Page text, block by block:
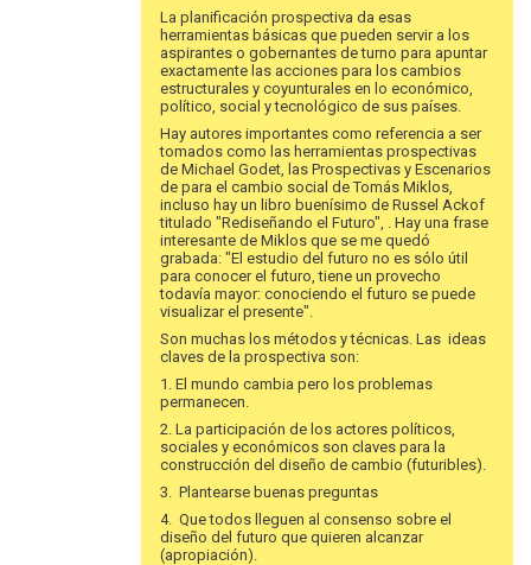
La planificación prospectiva da esas
herramientas básicas que pueden servir a los
aspirantes o gobernantes de turno para apuntar
exactamente las acciones para los cambios
estructurales y coyunturales en lo económico,
político, social y tecnológico de sus países.
Hay autores importantes como referencia a ser
tomados como las herramientas prospectivas
de Michael Godet, las Prospectivas y Escenarios
de para el cambio social de Tomás Miklos,
incluso hay un libro buenísimo de Russel Ackof
titulado "Rediseñando el Futuro", . Hay una frase
interesante de Miklos que se me quedó
grabada: "El estudio del futuro no es sólo útil
para conocer el futuro, tiene un provecho
todavía mayor: conociendo el futuro se puede
visualizar el presente".
Son muchas los métodos y técnicas. Las ideas
claves de la prospectiva son:
1. El mundo cambia pero los problemas
permanecen.
2. La participación de los actores políticos,
sociales y económicos son claves para la
construcción del diseño de cambio (futuribles).
3. Plantearse buenas preguntas
4. Que todos lleguen al consenso sobre el
diseño del futuro que quieren alcanzar
(apropiación).